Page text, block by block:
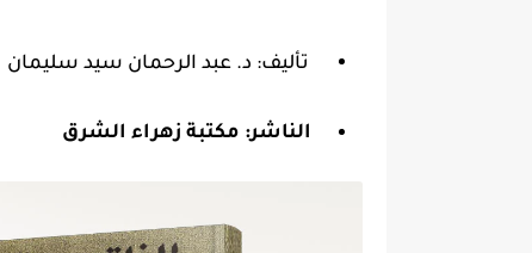
تأليف: د. عبد الرحمان سيد سليمان
الناشر: مكتبة زهراء الشرق